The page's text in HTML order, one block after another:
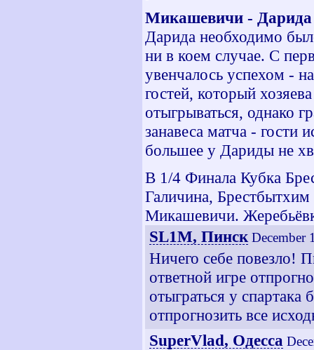
Микашевичи -
Дарида необходимо
ни в коем случае. С
увенчалось успехом -
гостей, который
отыгрываться, однако
занавеса матча - гости
большее у Дариды не
В 1/4 Финала Кубка
Галичина,
Микашевичи.
SL1M, Пинск December
Ничего себе повезло!
ответной игре
отыграться у
отпрогнозить все
SuperVlad, Одесса